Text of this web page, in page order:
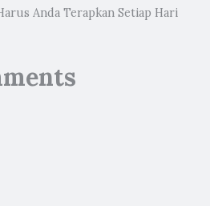
Anda Terapkan Setiap Hari